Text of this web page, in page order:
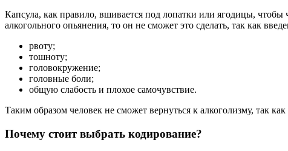
Капсула, как правило, вшивается под лопатки или ягодицы, чтобы
алкогольного опьянения, то он не сможет это сделать, так как
рвоту;
тошноту;
головокружение;
головные боли;
общую слабость и плохое самочувствие.
Таким образом человек не сможет вернуться к алкоголизму, так
Почему стоит выбрать кодирование?